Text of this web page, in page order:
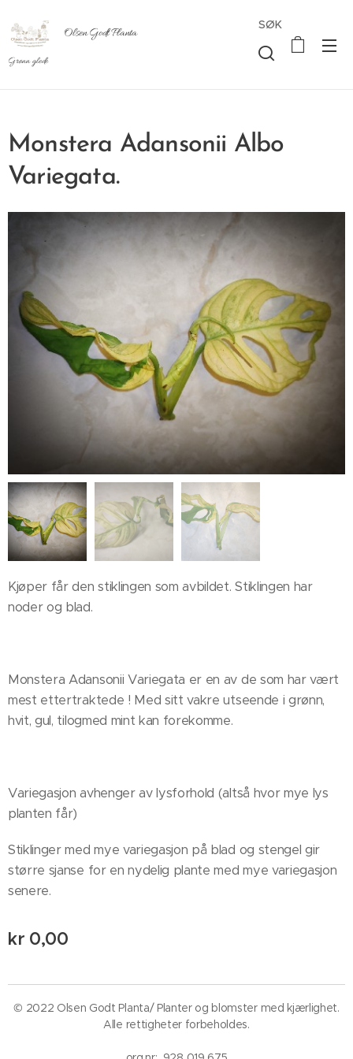
Olsen Godt Planta
Grønn glede
SØK
Monstera Adansonii Albo
Variegata.
Kjøper får den stiklingen som avbildet. Stiklingen har
noder og blad.
Monstera Adansonii Variegata er en av de som har vært
mest ettertraktede ! Med sitt vakre utseende i grønn,
hvit, gul, tilogmed mint kan forekomme.
Variegasjon avhenger av lysforhold (altså hvor mye lys
planten får)
Stiklinger med mye variegasjon på blad og stengel gir
større sjanse for en nydelig plante med mye variegasjon
senere.
kr 0,00
© 2022 Olsen Godt Planta/ Planter og blomster med kjærlighet.
Alle rettigheter forbeholdes.